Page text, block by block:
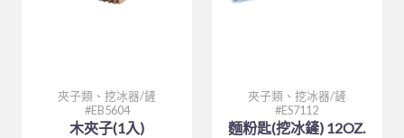
夾子類、挖冰器/鏟
EB5604
木夾子(1入)
夾子類、挖冰器/鏟
ES7112
麵粉匙(挖冰鏟) 12OZ.